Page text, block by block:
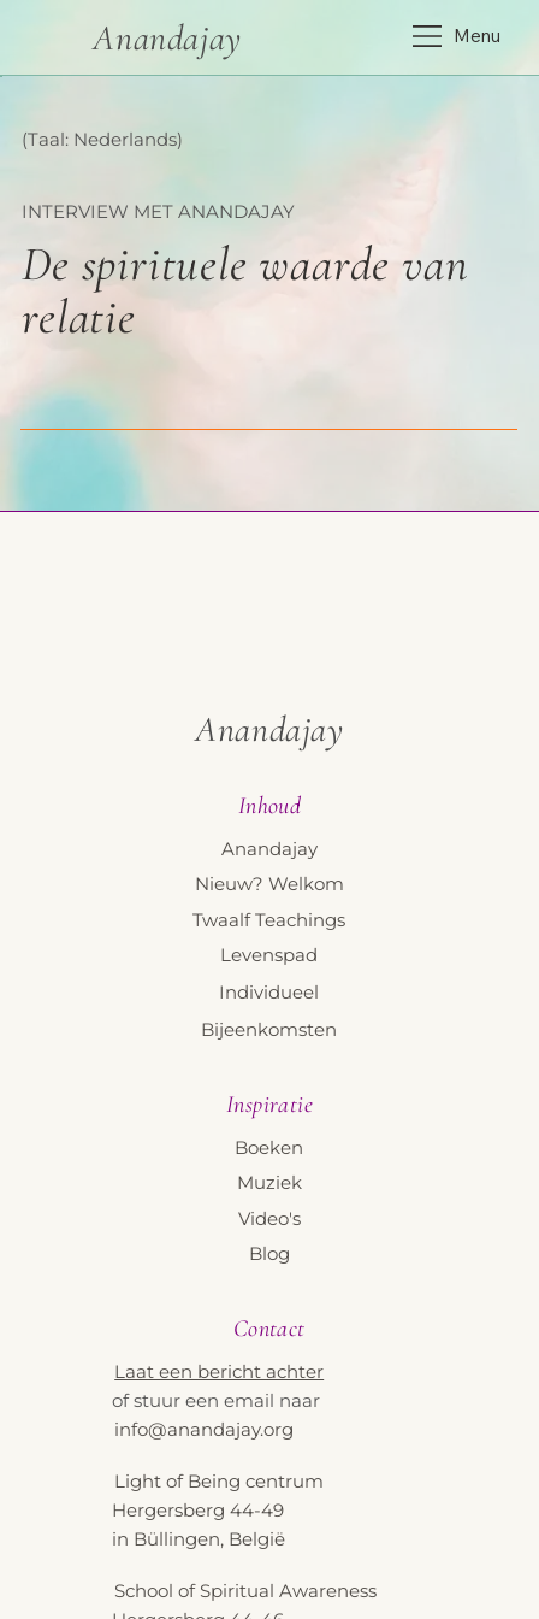
Anandajay Menu
INTERVIEW MET ANANDAJAY
De spirituele waarde van
relatie
(Taal: Nederlands)
Contact
Laat een bericht achter
of stuur een email naar
info@anandajay.org
Light of Being centrum
Hergersberg 44-49
in Büllingen, België
School of Spiritual Awareness
Inspiratie
Boeken
Muziek
Video's
Blog
Inhoud
Nieuw? Welkom
Anandajay
Twaalf Teachings
Levenspad
Individueel
Bijeenkomsten
Anandajay